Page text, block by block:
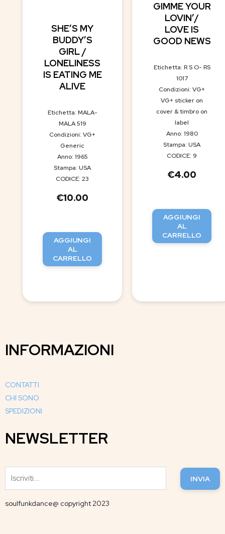
SHE’S MY
BUDDY’S
GIRL /
LONELINESS
IS EATING ME
ALIVE
Etichetta: MALA-
MALA 519
Condizioni: VG+
Generic
Anno: 1965
Stampa: USA
CODICE: 23
€10.00
AGGIUNGI
AL
CARRELLO
GIMME YOUR
LOVIN’/
LOVE IS
GOOD NEWS
Etichetta: R S O- RS
1017
Condizioni: VG+
VG+ sticker on
cover & timbro on
label
Anno: 1980
Stampa: USA
CODICE: 9
€4.00
AGGIUNGI
AL
CARRELLO
INFORMAZIONI
CONTATTI
CHI SONO
SPEDIZIONI
NEWSLETTER
INVIA
soulfunkdance@ copyright 2023